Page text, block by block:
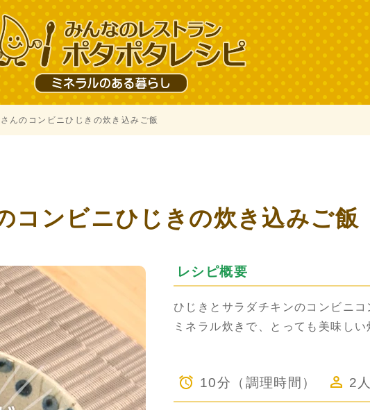
んのコンビニひじきの炊き込みご飯
コンビニひじきの炊き込みご飯
レシピ概要
ひじきとサラダチキンのコンビニコ
ミネラル炊きで、とっても美味しい
10分（調理時間） 2